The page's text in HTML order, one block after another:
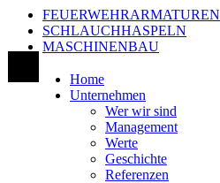
FEUERWEHRARMATUREN
SCHLAUCHHASPELN
MASCHINENBAU
Home
Unternehmen
Wer wir sind
Management
Werte
Geschichte
Referenzen